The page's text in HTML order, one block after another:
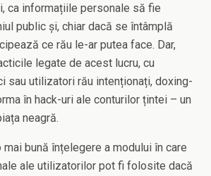
ca informațiile personale să fie
public și, chiar dacă se întâmplă
ce rău le-ar putea face. Dar,
legate de acest lucru, cu
sau utilizatori rău intenționați, doxing-
în hack-uri ale conturilor țintei – un
neagră.
mai bună înțelegere a modului în care
ale utilizatorilor pot fi folosite dacă